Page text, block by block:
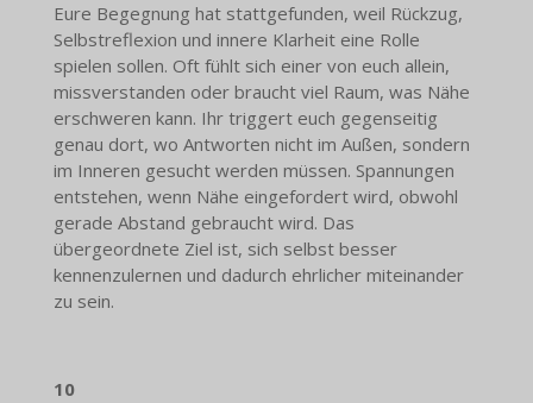
Eure Begegnung hat stattgefunden, weil Rückzug,
Selbstreflexion und innere Klarheit eine Rolle
spielen sollen. Oft fühlt sich einer von euch allein,
missverstanden oder braucht viel Raum, was Nähe
erschweren kann. Ihr triggert euch gegenseitig
genau dort, wo Antworten nicht im Außen, sondern
im Inneren gesucht werden müssen. Spannungen
entstehen, wenn Nähe eingefordert wird, obwohl
gerade Abstand gebraucht wird. Das
übergeordnete Ziel ist, sich selbst besser
kennenzulernen und dadurch ehrlicher miteinander
zu sein.
10